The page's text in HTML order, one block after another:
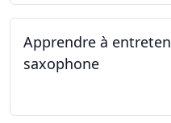
Apprendre à
saxophone